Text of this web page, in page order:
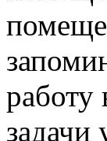
работу
задачи